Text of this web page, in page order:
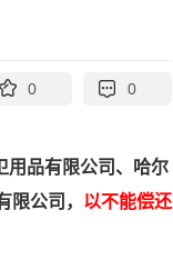
0 0
用品有限公司、哈尔
公司， 以不能偿还